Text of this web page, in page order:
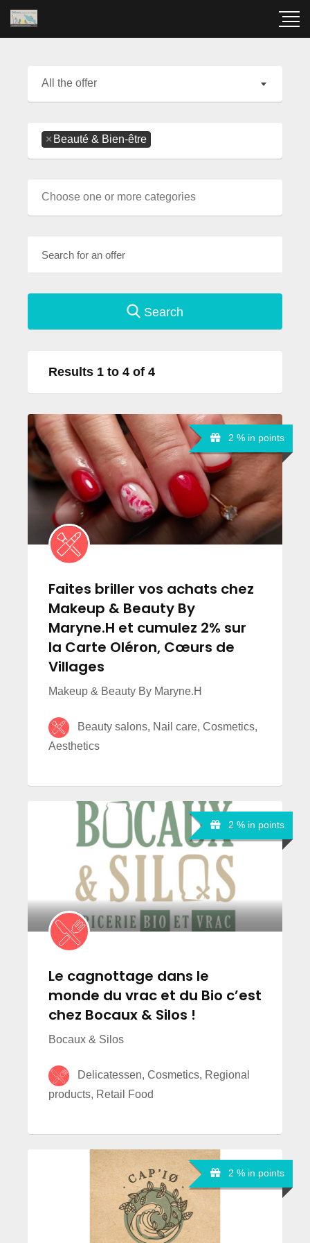
All the offer
× Beauté & Bien-être
Search
Results 1 to 4 of 4
2 % in points
Faites briller vos achats chez
Makeup & Beauty By
Maryne.H et cumulez 2% sur
la Carte Oléron, Cœurs de
Villages
Makeup & Beauty By Maryne.H
Beauty salons, Nail care, Cosmetics,
Aesthetics
2 % in points
Le cagnottage dans le
monde du vrac et du Bio c’est
chez Bocaux & Silos !
Bocaux & Silos
Delicatessen, Cosmetics, Regional
products, Retail Food
2 % in points